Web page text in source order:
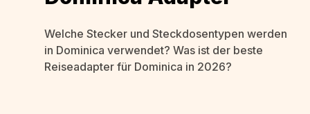
Welche Stecker und Steckdosentypen werden
in Dominica verwendet? Was ist der beste
Reiseadapter für Dominica in 2026?